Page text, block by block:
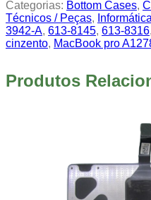
Categorias: Bottom Cases,
Técnicos / Peças, Informática
3942-A, 613-8145, 613-8316,
cinzento, MacBook pro
Produtos